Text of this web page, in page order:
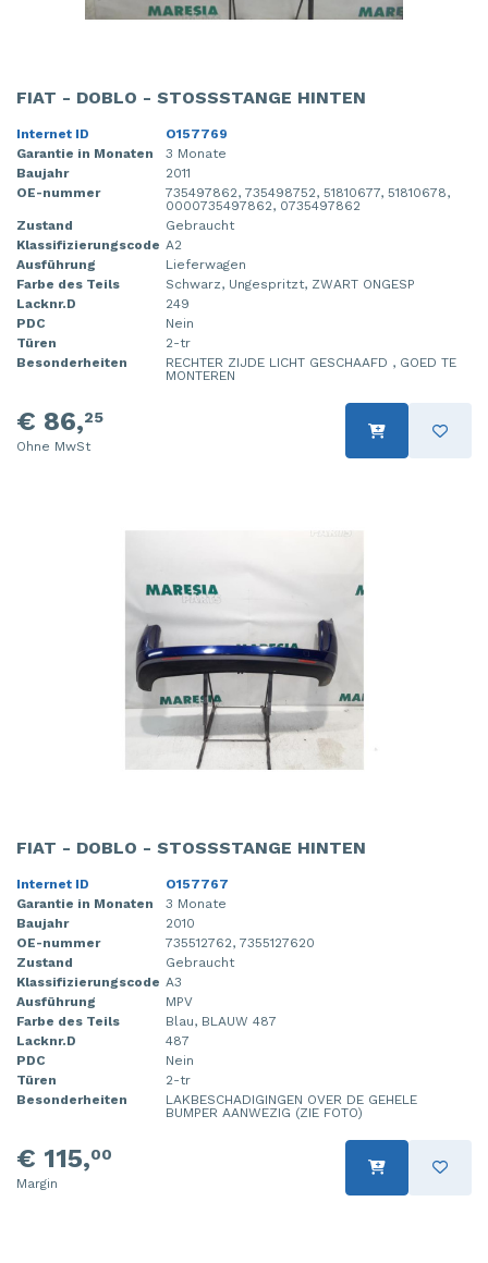
FIAT - DOBLO - STOSSSTANGE HINTEN
Internet ID
O157769
Garantie in Monaten
3 Monate
Baujahr
2011
OE-nummer
735497862, 735498752, 51810677, 51810678,
0000735497862, 0735497862
Zustand
Gebraucht
Klassifizierungscode A2
Ausführung
Lieferwagen
Farbe des Teils
Schwarz, Ungespritzt, ZWART ONGESP
Lacknr.D
249
PDC
Nein
Türen
2-tr
Besonderheiten
RECHTER ZIJDE LICHT GESCHAAFD , GOED TE
MONTEREN
€ 86,25
Ohne MwSt
FIAT - DOBLO - STOSSSTANGE HINTEN
Internet ID
O157767
Garantie in Monaten
3 Monate
Baujahr
2010
OE-nummer
735512762, 7355127620
Zustand
Gebraucht
Klassifizierungscode A3
Ausführung
MPV
Farbe des Teils
Blau, BLAUW 487
Lacknr.D
487
PDC
Nein
Türen
2-tr
Besonderheiten
LAKBESCHADIGINGEN OVER DE GEHELE
BUMPER AANWEZIG (ZIE FOTO)
€ 115,00
Margin